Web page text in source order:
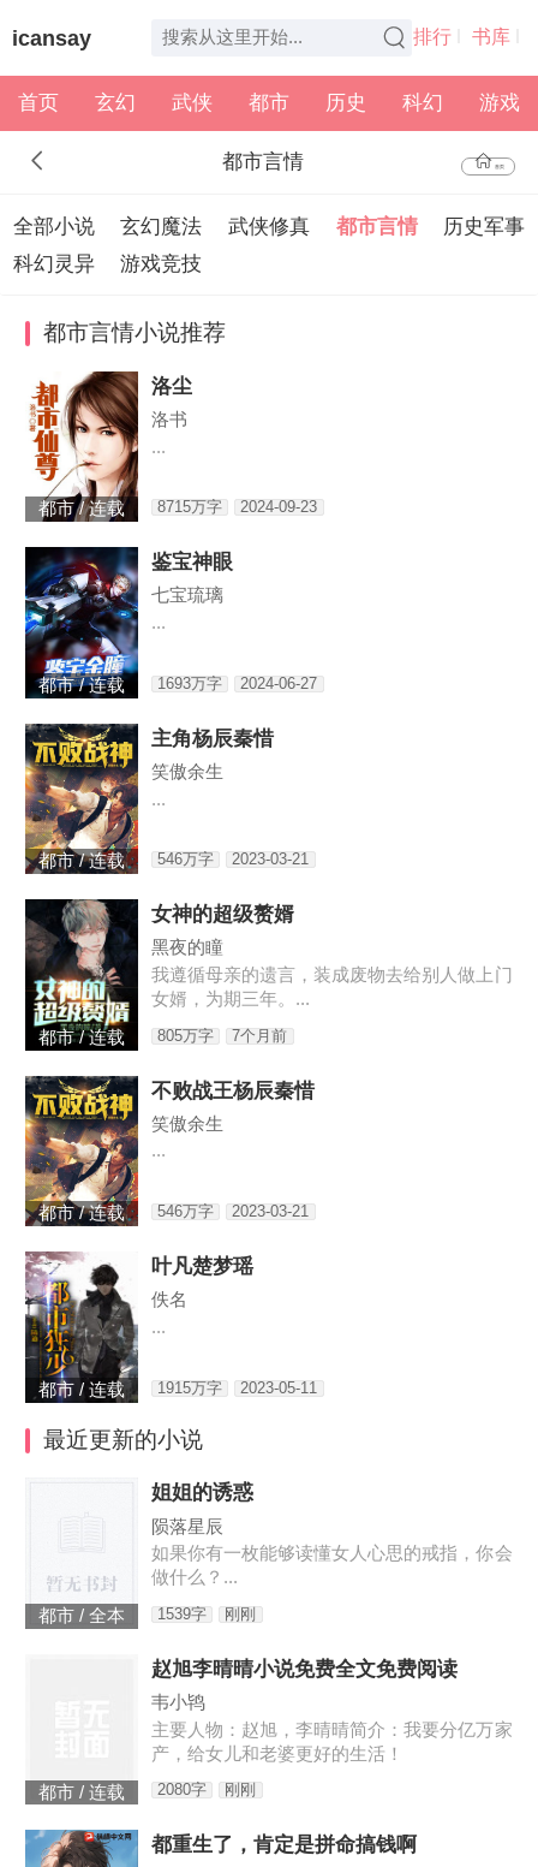
icansay 排行 书库
全本 书架
首页 玄幻 武侠 都市 历史 科幻 游戏
都市言情 首页
全部小说 玄幻魔法 武侠修真 都市言情
历史军事
科幻灵异
游戏竞技
都市言情小说推荐
都市 / 连载
洛尘
洛书
...
8715万字 2024-09-23
都市 / 连载
鉴宝神眼
七宝琉璃
...
1693万字 2024-06-27
都市 / 连载
主角杨辰秦惜
笑傲余生
...
546万字 2023-03-21
都市 / 连载
女神的超级赘婿
黑夜的瞳
我遵循母亲的遗言，装成废物去给别人做上门
女婿，为期三年。...
805万字 7个月前
都市 / 连载
不败战王杨辰秦惜
笑傲余生
...
546万字 2023-03-21
都市 / 连载
叶凡楚梦瑶
佚名
...
1915万字 2023-05-11
最近更新的小说
都市 / 全本
姐姐的诱惑
陨落星辰
如果你有一枚能够读懂女人心思的戒指，你会
做什么？...
1539字 刚刚
都市 / 连载
赵旭李晴晴小说免费全文免费阅读
韦小鸨
主要人物：赵旭，李晴晴简介：我要分亿万家
产，给女儿和老婆更好的生活！
2080字 刚刚
都重生了，肯定是拼命搞钱啊